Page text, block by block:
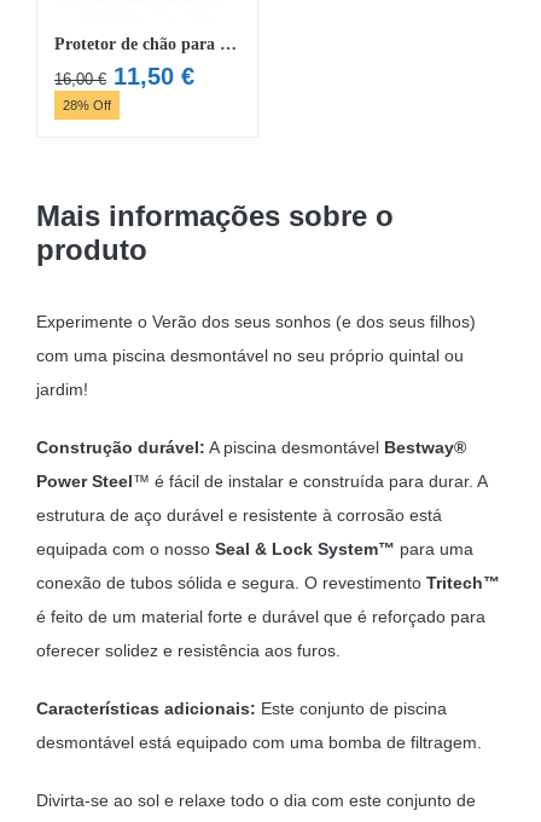
Protetor de chão para piscina Flowclear de 50×50 cm (9 painéis)
16,00€ O
11,50 €O
28% Off
Mais informações sobre o
produto
Experimente o Verão dos seus sonhos (e dos seus filhos)
com uma piscina desmontável no seu próprio quintal ou
jardim!
Construção durável: A piscina desmontável Bestway®
Power Steel™ é fácil de instalar e construída para durar. A
estrutura de aço durável e resistente à corrosão está
equipada com o nosso Seal & Lock System™ para uma
conexão de tubos sólida e segura. O revestimento Tritech™
é feito de um material forte e durável que é reforçado para
oferecer solidez e resistência aos furos.
Características adicionais: Este conjunto de piscina
desmontável está equipado com uma bomba de filtragem.
Divirta-se ao sol e relaxe todo o dia com este conjunto de